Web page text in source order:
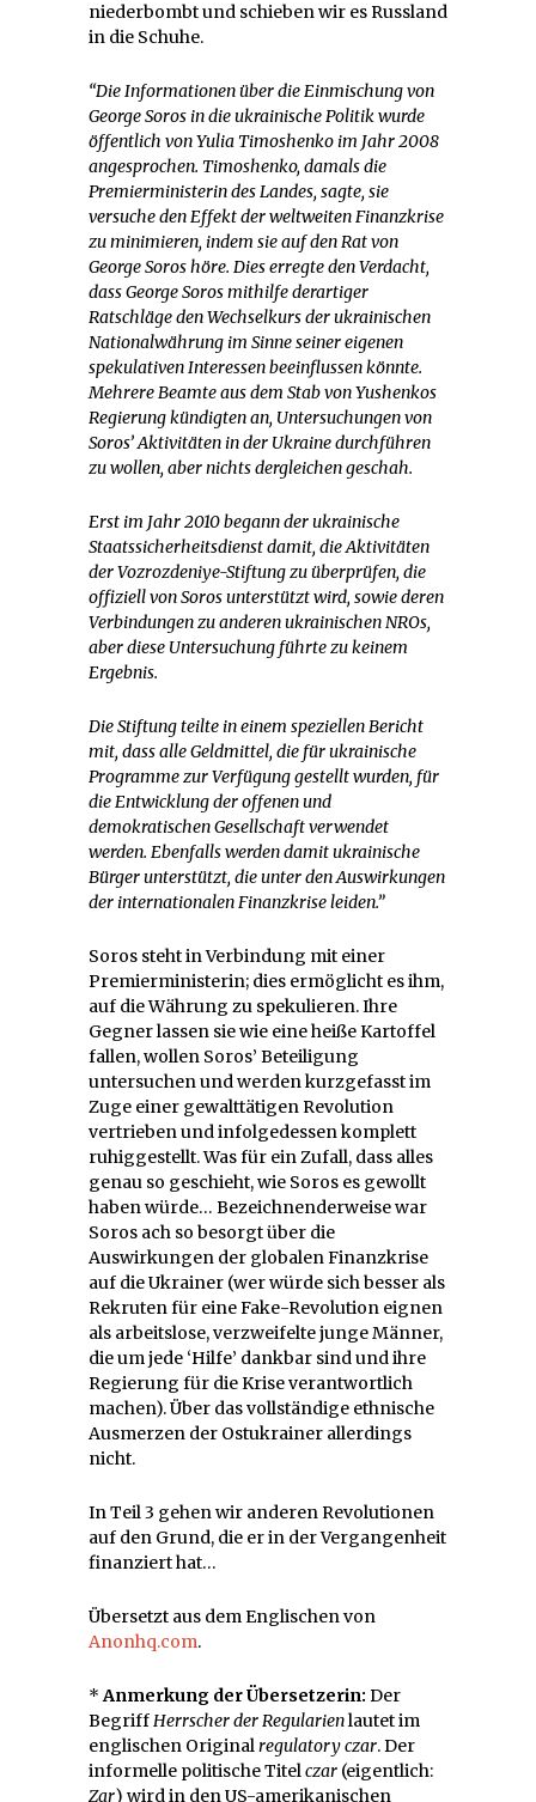
niederbombt und schieben wir es Russland
in die Schuhe.
“Die Informationen über die Einmischung von
George Soros in die ukrainische Politik wurde
öffentlich von Yulia Timoshenko im Jahr 2008
angesprochen. Timoshenko, damals die
Premierministerin des Landes, sagte, sie
versuche den Effekt der weltweiten Finanzkrise
zu minimieren, indem sie auf den Rat von
George Soros höre. Dies erregte den Verdacht,
dass George Soros mithilfe derartiger
Ratschläge den Wechselkurs der ukrainischen
Nationalwährung im Sinne seiner eigenen
spekulativen Interessen beeinflussen könnte.
Mehrere Beamte aus dem Stab von Yushenkos
Regierung kündigten an, Untersuchungen von
Soros’ Aktivitäten in der Ukraine durchführen
zu wollen, aber nichts dergleichen geschah.
Erst im Jahr 2010 begann der ukrainische
Staatssicherheitsdienst damit, die Aktivitäten
der Vozrozdeniye-Stiftung zu überprüfen, die
offiziell von Soros unterstützt wird, sowie deren
Verbindungen zu anderen ukrainischen NROs,
aber diese Untersuchung führte zu keinem
Ergebnis.
Die Stiftung teilte in einem speziellen Bericht
mit, dass alle Geldmittel, die für ukrainische
Programme zur Verfügung gestellt wurden, für
die Entwicklung der offenen und
demokratischen Gesellschaft verwendet
werden. Ebenfalls werden damit ukrainische
Bürger unterstützt, die unter den Auswirkungen
der internationalen Finanzkrise leiden.”
Soros steht in Verbindung mit einer
Premierministerin; dies ermöglicht es ihm,
auf die Währung zu spekulieren. Ihre
Gegner lassen sie wie eine heiße Kartoffel
fallen, wollen Soros’ Beteiligung
untersuchen und werden kurzgefasst im
Zuge einer gewalttätigen Revolution
vertrieben und infolgedessen komplett
ruhiggestellt. Was für ein Zufall, dass alles
genau so geschieht, wie Soros es gewollt
haben würde… Bezeichnenderweise war
Soros ach so besorgt über die
Auswirkungen der globalen Finanzkrise
auf die Ukrainer (wer würde sich besser als
Rekruten für eine Fake-Revolution eignen
als arbeitslose, verzweifelte junge Männer,
die um jede ‘Hilfe’ dankbar sind und ihre
Regierung für die Krise verantwortlich
machen). Über das vollständige ethnische
Ausmerzen der Ostukrainer allerdings
nicht.
In Teil 3 gehen wir anderen Revolutionen
auf den Grund, die er in der Vergangenheit
finanziert hat…
Übersetzt aus dem Englischen von
Anonhq.com.
*Anmerkung der Übersetzerin: Der
BegriffHerrscher der Regularienlautet im
englischen Originalregulatory czar. Der
informelle politische Titelczar (eigentlich:
Zar) wird in den US-amerikanischen